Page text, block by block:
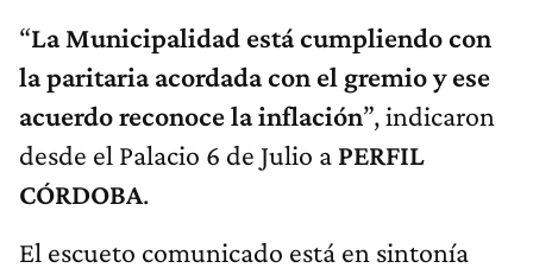
“La Municipalidad está cumpliendo con
la paritaria acordada con el gremio y ese
acuerdo reconoce la inflación”, indicaron
desde el Palacio 6 de Julio a PERFIL
CÓRDOBA.
El escueto comunicado está en sintonía